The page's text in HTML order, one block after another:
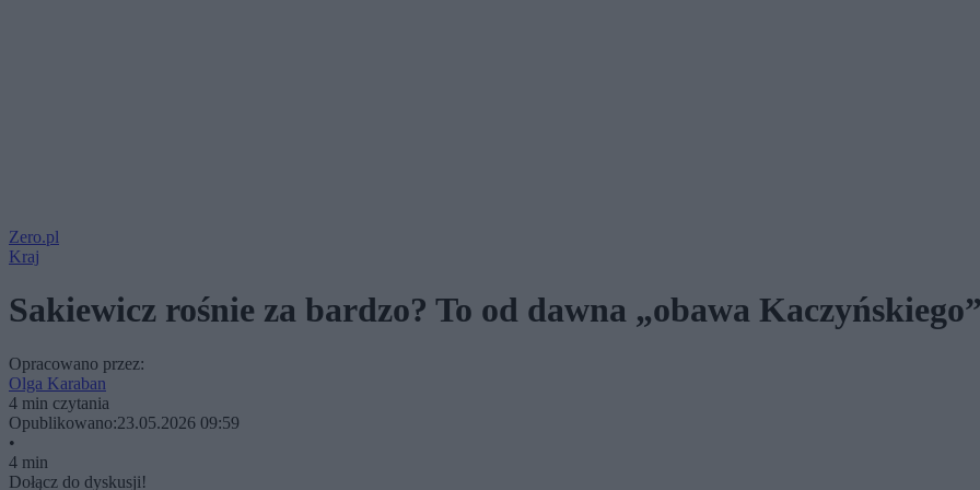
Zero.pl
Kraj
Sakiewicz rośnie za bardzo? To od dawna „obawa
Opracowano przez:
Olga Karaban
4 min czytania
Opublikowano:23.05.2026 09:59
•
4 min
Dołącz do dyskusji!